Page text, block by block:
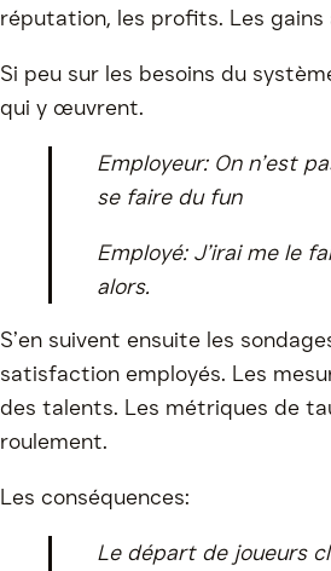
réputation, les profits. Les
Si peu sur les besoins du
qui y œuvrent.
Employeur: On n’est
se faire du fun
Employé: J’irai me le
alors.
S’en suivent ensuite les
satisfaction employés. Les
des talents. Les métriques de
roulement.
Les conséquences:
Le départ de joueurs